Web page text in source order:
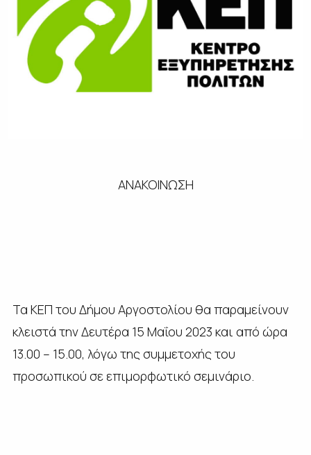
ΑΝΑΚΟΙΝΩΣΗ
Τα ΚΕΠ του Δήμου Αργοστολίου θα παραμείνουν
κλειστά την Δευτέρα 15 Μαΐου 2023 και από ώρα
13.00 – 15.00, λόγω της συμμετοχής του
προσωπικού σε επιμορφωτικό σεμινάριο.